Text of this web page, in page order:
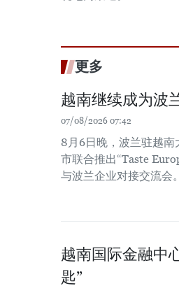
更多
越南继续成为波
07/08/2026 07:42
8月6日晚，波兰驻越
市联合推出“Taste
与波兰企业对接交流会。
越南国际金融中
匙”